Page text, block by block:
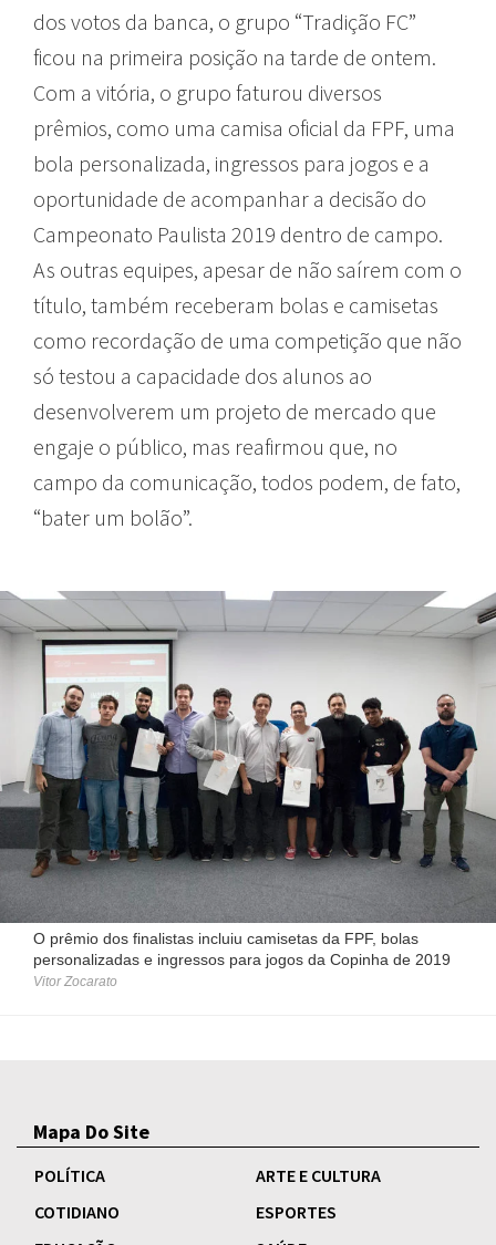
dos votos da banca, o grupo “Tradição FC”
ficou na primeira posição na tarde de ontem.
Com a vitória, o grupo faturou diversos
prêmios, como uma camisa oficial da FPF, uma
bola personalizada, ingressos para jogos e a
oportunidade de acompanhar a decisão do
Campeonato Paulista 2019 dentro de campo.
As outras equipes, apesar de não saírem com o
título, também receberam bolas e camisetas
como recordação de uma competição que não
só testou a capacidade dos alunos ao
desenvolverem um projeto de mercado que
engaje o público, mas reafirmou que, no
campo da comunicação, todos podem, de fato,
“bater um bolão”.
O prêmio dos finalistas incluiu camisetas da FPF, bolas
personalizadas e ingressos para jogos da Copinha de 2019
Vitor Zocarato
Mapa Do Site
POLÍTICA
ARTE E CULTURA
COTIDIANO
ESPORTES